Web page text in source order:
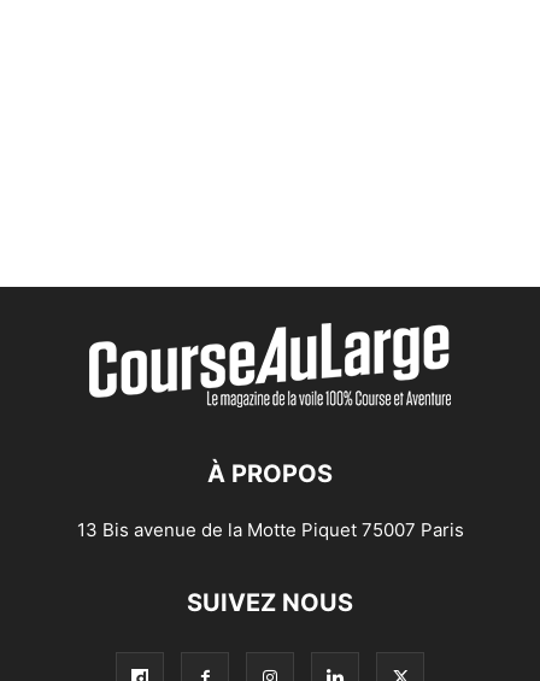
À PROPOS
13 Bis avenue de la Motte Piquet 75007 Paris
SUIVEZ NOUS